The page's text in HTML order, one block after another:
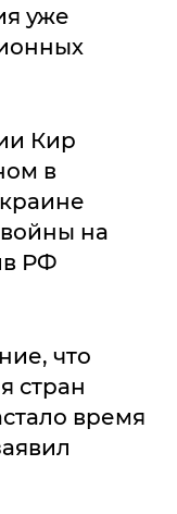
уже
Кир
в
на
РФ
что
стран
время